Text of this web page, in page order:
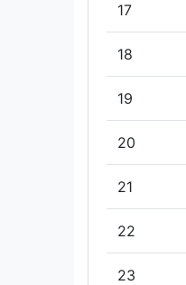
17
18
19
20
21
22
23